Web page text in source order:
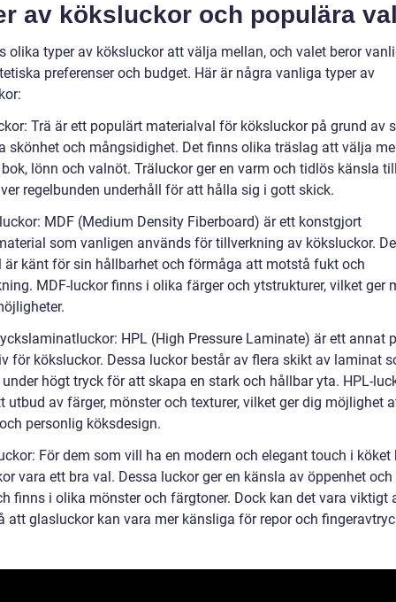
av köksluckor och populära
olika typer av köksluckor att välja mellan, och valet beror
preferenser och budget. Här är några vanliga typer av
Trä är ett populärt materialval för köksluckor på grund av
skönhet och mångsidighet. Det finns olika träslag att välja
lönn och valnöt. Träluckor ger en varm och tidlös känsla
regelbunden underhåll för att hålla sig i gott skick.
MDF (Medium Density Fiberboard) är ett konstgjort
som vanligen används för tillverkning av köksluckor.
är känt för sin hållbarhet och förmåga att motstå fukt och
MDF-luckor finns i olika färger och ytstrukturer, vilket ger
HPL (High Pressure Laminate) är ett annat
för köksluckor. Dessa luckor består av flera skikt av laminat
högt tryck för att skapa en stark och hållbar yta. HPL-
utbud av färger, mönster och texturer, vilket ger dig möjlighet
personlig köksdesign.
För dem som vill ha en modern och elegant touch i köket
vara ett bra val. Dessa luckor ger en känsla av öppenhet
finns i olika mönster och färgtoner. Dock kan det vara viktigt
att glasluckor kan vara mer känsliga för repor och